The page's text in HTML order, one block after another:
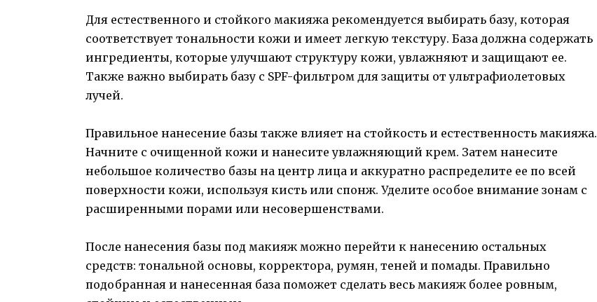
Для естественного и стойкого макияжа рекомендуется выбирать базу, которая
соответствует тональности кожи и имеет легкую текстуру. База должна содержать
ингредиенты, которые улучшают структуру кожи, увлажняют и защищают ее.
Также важно выбирать базу с SPF-фильтром для защиты от ультрафиолетовых
лучей.
Правильное нанесение базы также влияет на стойкость и естественность макияжа.
Начните с очищенной кожи и нанесите увлажняющий крем. Затем нанесите
небольшое количество базы на центр лица и аккуратно распределите ее по всей
поверхности кожи, используя кисть или спонж. Уделите особое внимание зонам с
расширенными порами или несовершенствами.
После нанесения базы под макияж можно перейти к нанесению остальных
средств: тональной основы, корректора, румян, теней и помады. Правильно
подобранная и нанесенная база поможет сделать весь макияж более ровным,